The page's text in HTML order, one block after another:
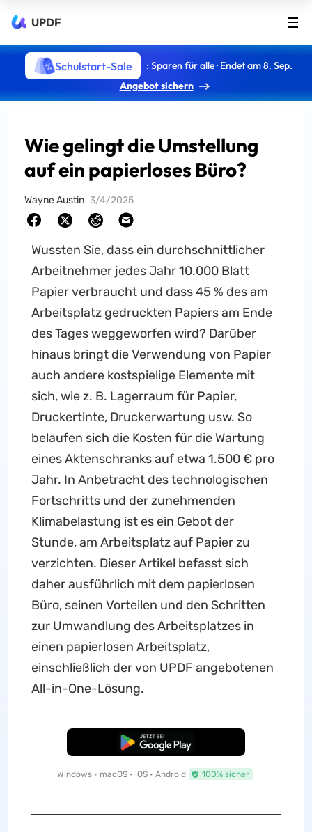
UPDF
Schulstart-Sale
: Sparen für alle · Endet am 8. Sep.
Angebot sichern
Wie gelingt die Umstellung
auf ein papierloses Büro?
Wayne Austin 3/4/2025
Wussten Sie, dass ein durchschnittlicher
Arbeitnehmer jedes Jahr 10.000 Blatt
Papier verbraucht und dass 45 % des am
Arbeitsplatz gedruckten Papiers am Ende
des Tages weggeworfen wird? Darüber
hinaus bringt die Verwendung von Papier
auch andere kostspielige Elemente mit
sich, wie z. B. Lagerraum für Papier,
Druckertinte, Druckerwartung usw. So
belaufen sich die Kosten für die Wartung
eines Aktenschranks auf etwa 1.500 € pro
Jahr. In Anbetracht des technologischen
Fortschritts und der zunehmenden
Klimabelastung ist es ein Gebot der
Stunde, am Arbeitsplatz auf Papier zu
verzichten. Dieser Artikel befasst sich
daher ausführlich mit dem papierlosen
Büro, seinen Vorteilen und den Schritten
zur Umwandlung des Arbeitsplatzes in
einen papierlosen Arbeitsplatz,
einschließlich der von UPDF angebotenen
All-in-One-Lösung.
Kostenloser Download
Windows • macOS • iOS • Android 100% sicher